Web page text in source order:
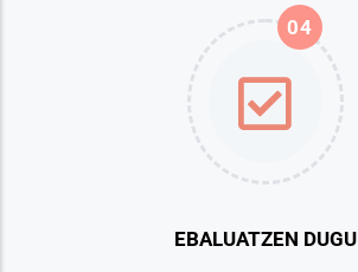
04
EBALUATZEN DUGU